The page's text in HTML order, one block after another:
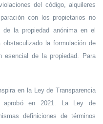
del código, alquileres
con los propietarios no
de la propiedad anónima en el
la formulación de
esencial de la propiedad. Para
en la Ley de Transparencia
aprobó en 2021. La Ley de
definiciones de términos